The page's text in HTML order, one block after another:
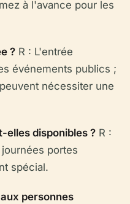
à l'avance pour les
? R : L'entrée
événements publics ;
nécessiter une
elles disponibles ? R :
portes
spécial.
personnes